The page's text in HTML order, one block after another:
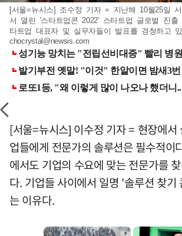
[서울=뉴시스] 조수정 기자 = 지난해 10월25일
서 열린 '스타트업콘 2022' 스타트업 글로벌 진출
타트업 대표자 및 실무자들이 발표를 경청하고 있
chocrystal@newsis.com
[서울=뉴시스] 이수정 기자 = 현장에서
업들에게 전문가의 솔루션은 필수적이
에서도 기업의 수요에 맞는 전문가를
다. 기업들 사이에서 일명 '솔루션 찾기
는 이유다.